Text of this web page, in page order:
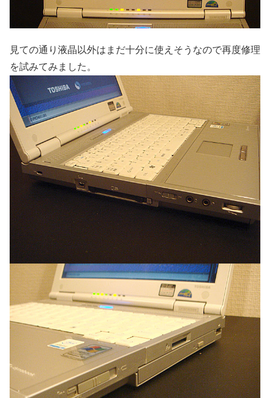
見ての通り液晶以外はまだ十分に使えそうなので再度修理
を試みてみました。